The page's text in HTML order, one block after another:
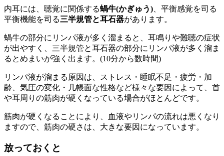
内耳には、聴覚に関係する蝸牛(かぎゅう) 、平衡感覚を司る
平衡機能を司る三半規管と耳石器があります。
蝸牛の部分にリンパ液が多く溜まると、耳鳴りや難聴の症状
が出やすく、三半規管と耳石器の部分にリンパ液が多く溜ま
るとめまいが強く出ます。(10分から数時間)
リンパ液が溜まる原因は、ストレス・睡眠不足・疲労・加
齢、気圧の変化・几帳面な性格など様々な要因によって、首
や耳周りの筋肉が硬くなっている場合がほとんどです。
筋肉が硬くなることにより、血液やリンパの流れは悪くなり
ますので、筋肉の硬さは、大きな要因になっています。
放っておくと